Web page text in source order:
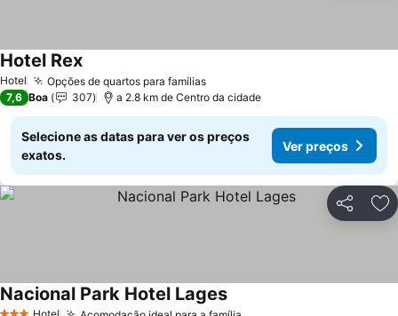
Hotel Opções de quartos para famílias
Hotel Rex
7,6 Boa 307 a 2.8 km de Centro da cidade
Selecione as datas para ver os preços
exatos.
Ver preços
Partilhar
Hotel
Nacional Park Hotel Lages